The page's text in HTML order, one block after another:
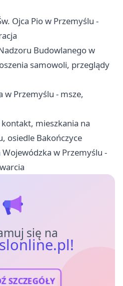
Ojca Pio w Przemyślu -
Budowlanego w
samowoli, przeglądy
w Przemyślu - msze,
kontakt, mieszkania na
osiedle Bakończyce
w Przemyślu -
się na
SZCZEGÓŁY